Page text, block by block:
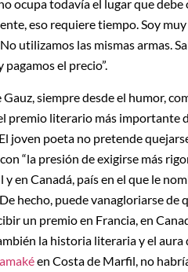
ocupa todavía el lugar que debe
eso requiere tiempo. Soy
utilizamos las mismas armas.
el precio”.
siempre desde el humor,
premio literario más importante
joven poeta no pretende
“la presión de exigirse más
en Canadá, país en el que le
hecho, puede vanagloriarse de
un premio en Francia, en
la historia literaria y el aura
en Costa de Marfil, no